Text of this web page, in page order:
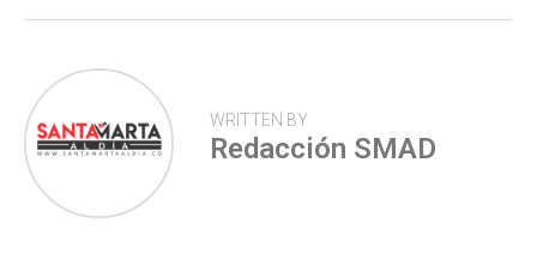
WRITTEN BY
Redacción SMAD